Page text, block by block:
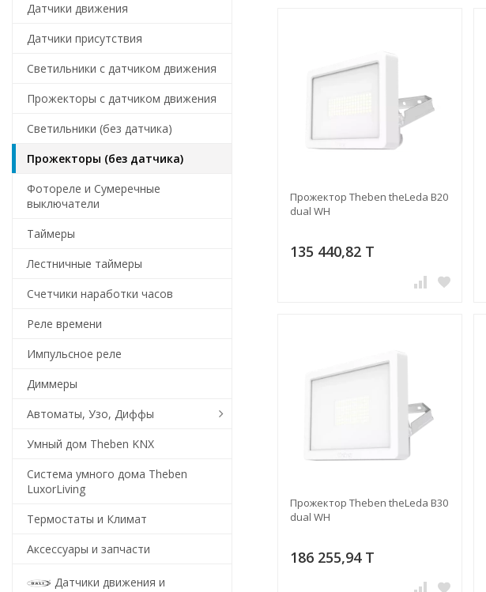
Прожектор Theben theLeda B20
dual WH
135 440,82 T
Прожектор Theben theLeda B30
dual WH
186 255,94 T
Датчики движения
Датчики присутствия
Светильники с датчиком движения
Прожекторы с датчиком движения
Светильники (без датчика)
Прожекторы (без датчика)
Фотореле и Сумеречные
выключатели
Таймеры
Лестничные таймеры
Счетчики наработки часов
Реле времени
Импульсное реле
Диммеры
Автоматы, Узо, Диффы
Умный дом Theben KNX
Система умного дома Theben
LuxorLiving
Термостаты и Климат
Аксессуары и запчасти
Датчики движения и